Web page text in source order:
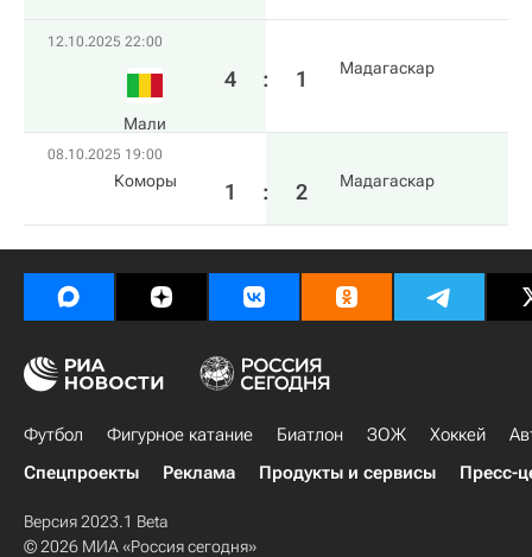
12.10.2025 22:00
Мали
4 : 1 Мадагаскар
08.10.2025 19:00
Коморы 1 : 2 Мадагаскар
Футбол Фигурное катание Биатлон ЗОЖ Хоккей
Спецпроекты
Реклама Продукты и сервисы Пресс-
Версия 2023.1 Beta
© 2026 МИА «Россия сегодня»